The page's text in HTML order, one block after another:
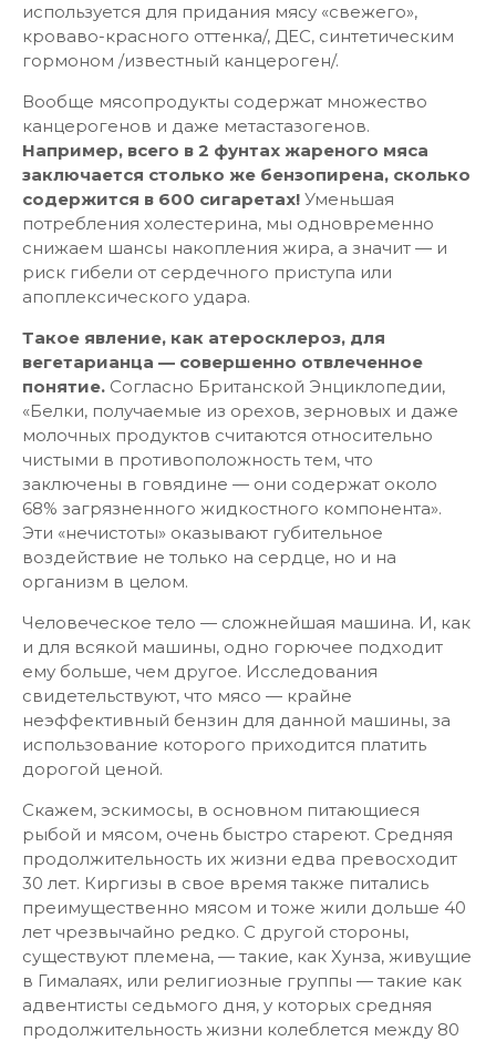
используется для придания мясу «свежего»,
кроваво-красного оттенка/, ДЕС, синтетическим
гормоном /известный канцероген/.
Вообще мясопродукты содержат множество
канцерогенов и даже метастазогенов.
Например, всего в 2 фунтах жареного мяса
заключается столько же бензопирена, сколько
содержится в 600 сигаретах! Уменьшая
потребления холестерина, мы одновременно
снижаем шансы накопления жира, а значит — и
риск гибели от сердечного приступа или
апоплексического удара.
Такое явление, как атеросклероз, для
вегетарианца — совершенно отвлеченное
понятие. Согласно Британской Энциклопедии,
«Белки, получаемые из орехов, зерновых и даже
молочных продуктов считаются относительно
чистыми в противоположность тем, что
заключены в говядине — они содержат около
68% загрязненного жидкостного компонента».
Эти «нечистоты» оказывают губительное
воздействие не только на сердце, но и на
организм в целом.
Человеческое тело — сложнейшая машина. И, как
и для всякой машины, одно горючее подходит
ему больше, чем другое. Исследования
свидетельствуют, что мясо — крайне
неэффективный бензин для данной машины, за
использование которого приходится платить
дорогой ценой.
Скажем, эскимосы, в основном питающиеся
рыбой и мясом, очень быстро стареют. Средняя
продолжительность их жизни едва превосходит
30 лет. Киргизы в свое время также питались
преимущественно мясом и тоже жили дольше 40
лет чрезвычайно редко. С другой стороны,
существуют племена, — такие, как Хунза, живущие
в Гималаях, или религиозные группы — такие как
адвентисты седьмого дня, у которых средняя
продолжительность жизни колеблется между 80